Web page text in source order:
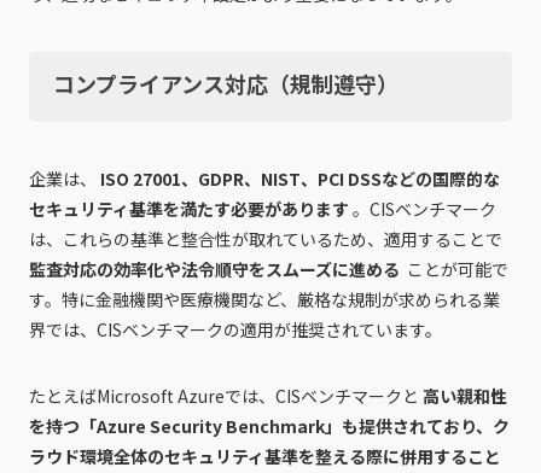
コンプライアンス対応（規制遵守）
企業は、
ISO 27001、GDPR、NIST、PCI DSSなどの国際的な
セキュリティ基準を満たす必要があります 。CISベンチマーク
は、これらの基準と整合性が取れているため、適用することで
監査対応の効率化や法令順守をスムーズに進める ことが可能で
す。特に金融機関や医療機関など、厳格な規制が求められる業
界では、CISベンチマークの適用が推奨されています。
たとえばMicrosoft Azureでは、CISベンチマークと 高い親和性
を持つ「Azure Security Benchmark」も提供されており、ク
ラウド環境全体のセキュリティ基準を整える際に併用すること